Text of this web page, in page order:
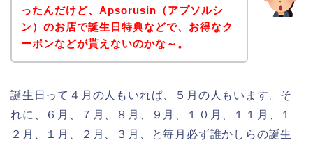
ったんだけど、Apsorusin（アプソルシ
ン）のお店で誕生日特典などで、お得なク
ーポンなどが貰えないのかな～。
誕生日って４月の人もいれば、５月の人もいます。そ
れに、６月、７月、８月、９月、１０月、１１月、１
２月、１月、２月、３月、と毎月必ず誰かしらの誕生